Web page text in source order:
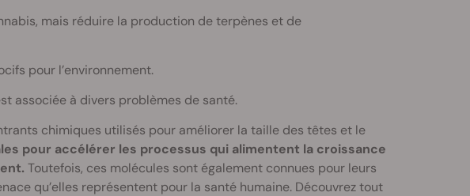
mais réduire la production de terpènes et de
pour l’environnement.
associée à divers problèmes de santé.
chimiques utilisés pour améliorer la taille des têtes et le
pour accélérer les processus qui alimentent la croissance
Toutefois, ces molécules sont également connues pour leurs
qu’elles représentent pour la santé humaine. Découvrez tout